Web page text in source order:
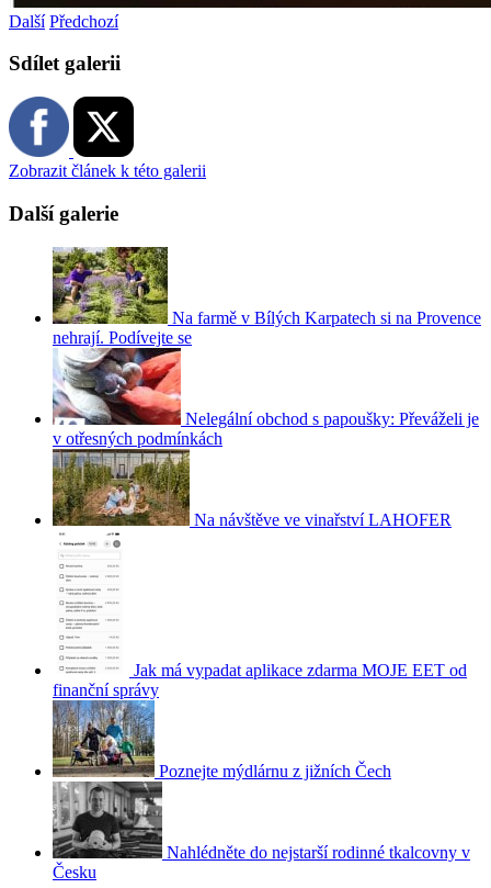
Další Předchozí
Sdílet galerii
Zobrazit článek k této galerii
Další galerie
Na farmě v Bílých Karpatech si na Provence
nehrají. Podívejte se
Nelegální obchod s papoušky: Převáželi je
v otřesných podmínkách
Na návštěve ve vinařství LAHOFER
Jak má vypadat aplikace zdarma MOJE EET od
finanční správy
Poznejte mýdlárnu z jižních Čech
Nahlédněte do nejstarší rodinné tkalcovny v
Česku